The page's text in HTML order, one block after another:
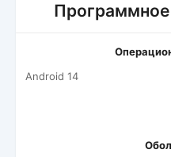
Программное
Android 14